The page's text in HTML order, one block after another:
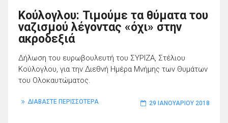
Κούλογλου: Τιμούμε τα θύματα του
ναζισμού λέγοντας «όχι» στην
ακροδεξιά
Δήλωση του ευρωβουλευτή του ΣΥΡΙΖΑ, Στέλιου
Κούλογλου, για την Διεθνή Ημέρα Μνήμης των Θυμάτων
του Ολοκαυτώματος.
ΔΙΑΒΑΣΤΕ ΠΕΡΙΣΣΟΤΕΡΑ 29 ΙΑΝΟΥΑΡΊΟΥ 2018